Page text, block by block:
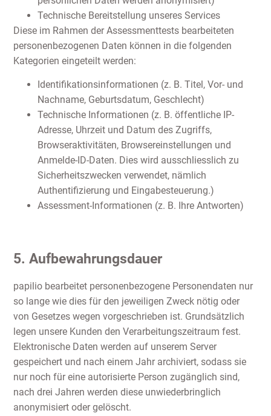
Technische Bereitstellung unseres Services
Diese im Rahmen der Assessmenttests bearbeiteten
personenbezogenen Daten können in die folgenden
Kategorien eingeteilt werden:
Identifikationsinformationen (z. B. Titel, Vor- und
Nachname, Geburtsdatum, Geschlecht)
Technische Informationen (z. B. öffentliche IP-
Adresse, Uhrzeit und Datum des Zugriffs,
Browseraktivitäten, Browsereinstellungen und
Anmelde-ID-Daten. Dies wird ausschliesslich zu
Sicherheitszwecken verwendet, nämlich
Authentifizierung und Eingabesteuerung.)
Assessment-Informationen (z. B. Ihre Antworten)
5. Aufbewahrungsdauer
papilio bearbeitet personenbezogene Personendaten nur
so lange wie dies für den jeweiligen Zweck nötig oder
von Gesetzes wegen vorgeschrieben ist. Grundsätzlich
legen unsere Kunden den Verarbeitungszeitraum fest.
Elektronische Daten werden auf unserem Server
gespeichert und nach einem Jahr archiviert, sodass sie
nur noch für eine autorisierte Person zugänglich sind,
nach drei Jahren werden diese unwiederbringlich
anonymisiert oder gelöscht.